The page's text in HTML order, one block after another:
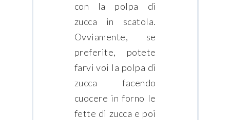
con la polpa di
zucca in scatola.
Ovviamente, se
preferite, potete
farvi voi la polpa di
zucca facendo
cuocere in forno le
fette di zucca e poi